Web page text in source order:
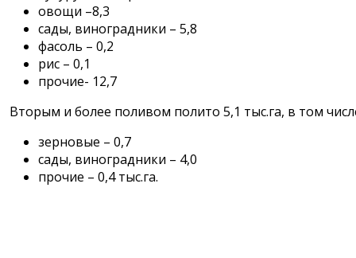
овощи –8,3
сады, виноградники – 5,8
фасоль – 0,2
рис – 0,1
прочие- 12,7
Вторым и более поливом полито 5,1 тыс.га, в том
зерновые – 0,7
сады, виноградники – 4,0
прочие – 0,4 тыс.га.